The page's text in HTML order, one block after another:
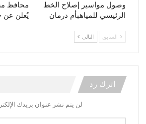
وصول مواسير إصلاح الخط
الرئيسي للمياهبأم درمان
محافظ
يُعلن عن
السابق التالي
اترك رد
لن يتم نشر عنوان بريدك